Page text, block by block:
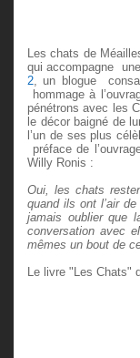
Les chats de
qui accompagne
2 , un blogue
hommage à
pénétrons avec les
le décor baigné de
l’un de ses plus
préface de
Willy Ronis :
Oui, les chats
quand ils ont l’air
jamais oublier que
conversation avec
mêmes un bout de
Le livre "Les Chats"